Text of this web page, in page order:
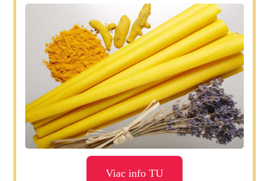
Viac info TU